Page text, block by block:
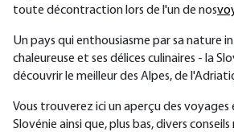
toute décontraction lors de l'un de nos
Un pays qui enthousiasme par sa nature
chaleureuse et ses délices culinaires - la
découvrir le meilleur des Alpes, de
Vous trouverez ici un aperçu des voyages
Slovénie ainsi que, plus bas, divers